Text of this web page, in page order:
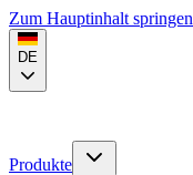
Zum Hauptinhalt springen
DE
Produkte